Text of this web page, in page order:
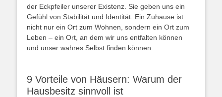
der Eckpfeiler unserer Existenz. Sie geben uns ein
Gefühl von Stabilität und Identität. Ein Zuhause ist
nicht nur ein Ort zum Wohnen, sondern ein Ort zum
Leben – ein Ort, an dem wir uns entfalten können
und unser wahres Selbst finden können.
9 Vorteile von Häusern: Warum der
Hausbesitz sinnvoll ist